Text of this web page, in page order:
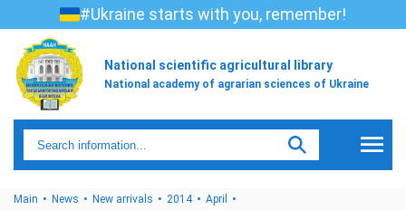
#Ukraine starts with you, remember!
National scientific agricultural library
National academy of agrarian sciences of Ukraine
Main News New arrivals 2014
April